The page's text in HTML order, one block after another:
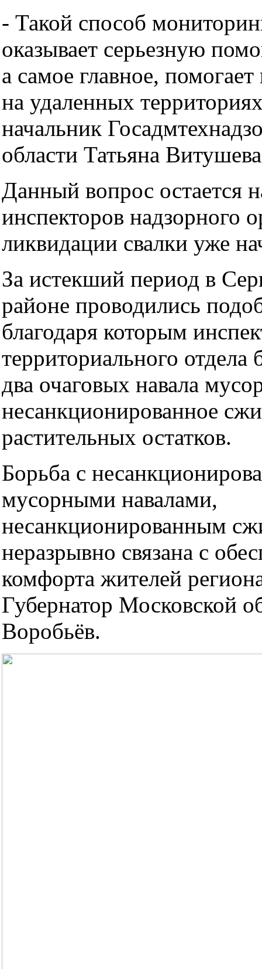
- Такой способ
оказывает серьезную
а самое главное,
на удаленных
начальник
области Татьяна
Данный вопрос остается
инспекторов надзорного
ликвидации свалки уже
За истекший период в
районе проводились
благодаря которым
территориального
два очаговых навала
несанкционированное
растительных остатков.
Борьба с
мусорными навалами,
несанкционированным
неразрывно связана с
комфорта жителей
Губернатор Московской
Воробьёв.